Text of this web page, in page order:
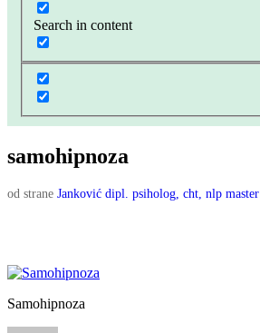
Search in content
samohipnoza
od strane Janković dipl. psiholog, cht, nlp master
Samohipnoza